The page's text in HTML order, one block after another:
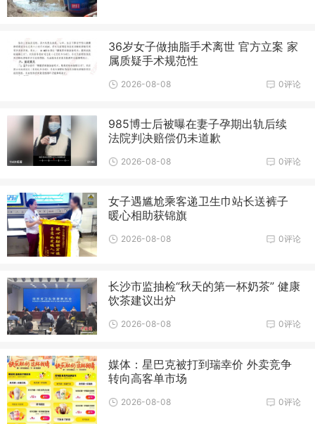
36岁女子做抽脂手术离世 官方立案 家
属质疑手术规范性
0评论
2026-08-08
985博士后被曝在妻子孕期出轨后续
法院判决赔偿仍未道歉
0评论
2026-08-08
女子遇尴尬乘客递卫生巾站长送裤子
暖心相助获锦旗
0评论
2026-08-08
长沙市监抽检“秋天的第一杯奶茶” 健康
饮茶建议出炉
0评论
2026-08-08
媒体：星巴克被打到瑞幸价 外卖竞争
转向高客单市场
0评论
2026-08-08